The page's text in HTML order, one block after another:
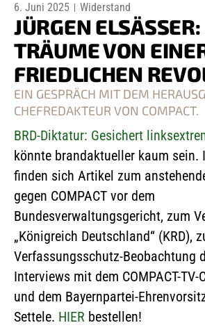
6. Juni 2025 Widerstand
JÜRGEN ELSÄSSER:
TRÄUME VON
FRIEDLICHEN
EIN GESPRÄCH MIT DEM
CHEFREDAKTEUR VON COMPACT.
BRD-Diktatur: Gesichert
könnte brandaktueller kaum sein.
finden sich Artikel zum
gegen COMPACT vor dem
Bundesverwaltungsgericht, zum
„Königreich Deutschland“ (KRD),
Verfassungsschutz-Beobachtung
Interviews mit dem COMPACT-
und dem Bayernpartei-
Settele. HIER bestellen!